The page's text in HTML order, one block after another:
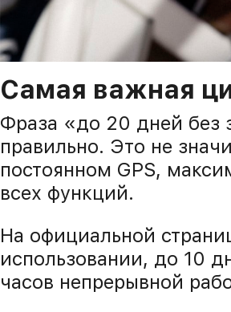
Самая важная
Фраза «до 20 дней без
правильно. Это не
постоянном GPS,
всех функций.
На официальной
использовании, до 10
часов непрерывной